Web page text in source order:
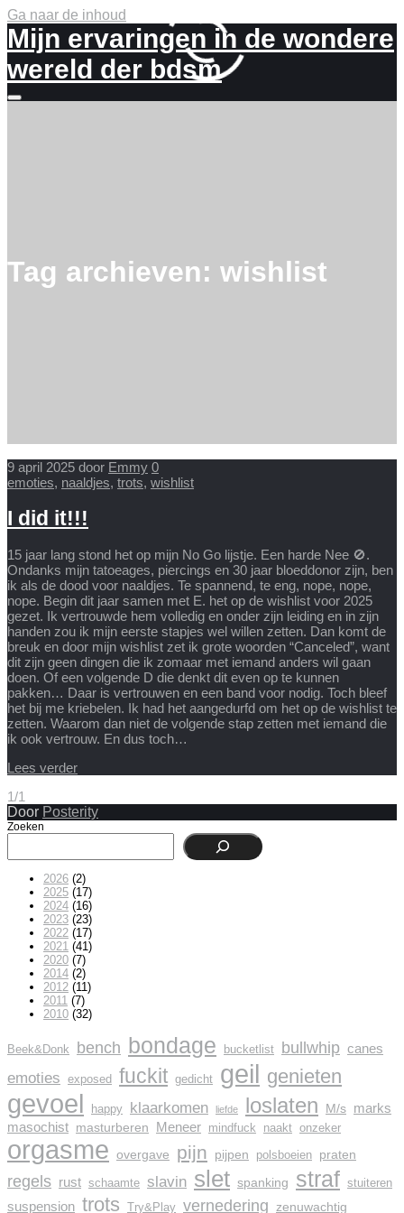
Ga naar de inhoud
Mijn ervaringen in de wondere
wereld der bdsm
Meer
Tag archieven: wishlist
9 april 2025 door Emmy 0
emoties, naaldjes, trots, wishlist
I did it!!!
15 jaar lang stond het op mijn No Go lijstje. Een harde Nee 🚫.
Ondanks mijn tatoeages, piercings en 30 jaar bloeddonor zijn, ben
ik als de dood voor naaldjes. Te spannend, te eng, nope, nope,
nope. Begin dit jaar samen met E. het op de wishlist voor 2025
gezet. Ik vertrouwde hem volledig en onder zijn leiding en in zijn
handen zou ik mijn eerste stapjes wel willen zetten. Dan komt de
breuk en door mijn wishlist zet ik grote woorden “Canceled”, want
dit zijn geen dingen die ik zomaar met iemand anders wil gaan
doen. Of een volgende D die denkt dit even op te kunnen
pakken… Daar is vertrouwen en een band voor nodig. Toch bleef
het bij me kriebelen. Ik had het aangedurfd om het op de wishlist te
zetten. Waarom dan niet de volgende stap zetten met iemand die
ik ook vertrouw. En dus toch…
Lees verder
1/1
Door Posterity
Zoeken
2026 (2)
2025 (17)
2024 (16)
2023 (23)
2022 (17)
2021 (41)
2020 (7)
2014 (2)
2012 (11)
2011 (7)
2010 (32)
Beek&Donk bench bondage bucketlist bullwhip canes
emoties exposed fuckit gedicht geil genieten
gevoel happy klaarkomen liefde loslaten M/s marks
masochist masturberen Meneer mindfuck naakt onzeker
orgasme overgave pijn pijpen polsboeien praten
regels rust schaamte slavin slet spanking straf stuiteren
suspension trots Try&Play vernedering zenuwachtig